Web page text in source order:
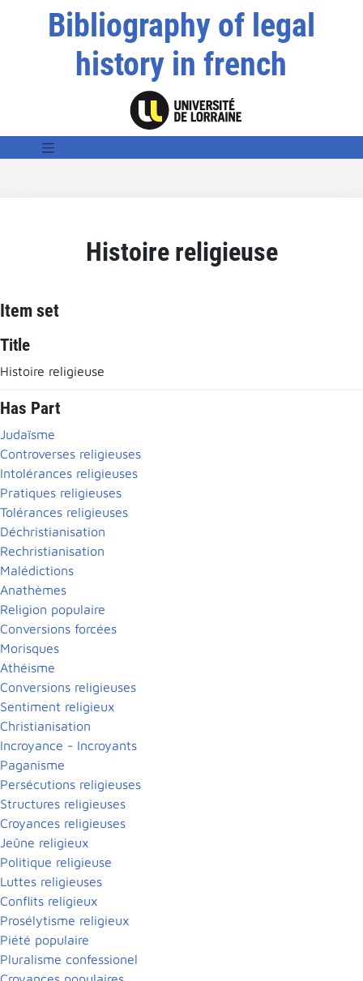
Bibliography of legal
history in french
Histoire religieuse
Item set
Title
Histoire religieuse
Has Part
Judaïsme
Controverses religieuses
Intolérances religieuses
Pratiques religieuses
Tolérances religieuses
Déchristianisation
Rechristianisation
Malédictions
Anathèmes
Religion populaire
Conversions forcées
Morisques
Athéisme
Conversions religieuses
Sentiment religieux
Christianisation
Incroyance - Incroyants
Paganisme
Persécutions religieuses
Structures religieuses
Croyances religieuses
Jeûne religieux
Politique religieuse
Luttes religieuses
Conflits religieux
Prosélytisme religieux
Piété populaire
Pluralisme confessionel